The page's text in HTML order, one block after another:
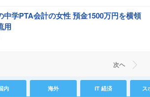
中学PTA会計の女性 預金1500万円を横領
用
次ヘ
内 海外 IT 経済 ス